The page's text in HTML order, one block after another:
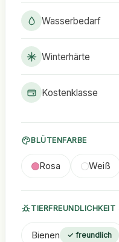
Wasserbedarf
Winterhärte
Kostenklasse
BLÜTENFARBE
Rosa Weiß
TIERFREUNDLICHKEIT
Bienen ✓ freundlich